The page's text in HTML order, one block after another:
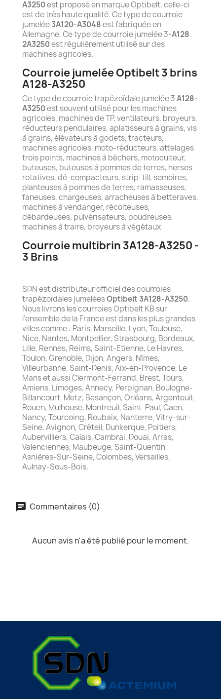
A3250est proposé en marque Optibelt, celle-ci
est de très haute qualité. Ce type de courroie
jumelée3A120-A3048est fabriquée en
Allemagne. Ce type de courroie jumelée 3-A128
2A3250est régulièrement utilisé sur des
machines agricoles.
Courroie jumelée Optibelt 3 brins
A128-A3250
Ce type de courroie trapézoïdale jumelée 3A128-
A3250est souvent utilisé pour les machines
agricoles, machines de TP, ventilateurs, broyeurs,
réducteurs pendulaires, aplatisseurs à grains, vis
à grains, élévateurs à godets, tracteurs,
machines agricoles, moto-réducteurs, attelages
trois points, machines à béchers, motoculteur,
buteuses, buteuses à pommes de terres, herses
rotatives, dé-compacteurs, strip-till, semoires,
planteuses à pommes de terres, ramasseuses,
faneuses, chargeuses, arracheuses à betteraves,
machines à vendanger, récolteuses,
débardeuses, pulvérisateurs, poudreuses,
machines à traire, broyeurs à végétaux
Courroie multibrin 3A128-A3250 -
3 Brins
SDN est distributeur officiel des courroies
trapézoïdales jumeléesOptibelt 3A128-A3250.
Nous livrons les courroies Optibelt KB sur
l’ensemble de la France est dans les plus grandes
villes comme : Paris, Marseille, Lyon, Toulouse,
Nice, Nantes, Montpellier, Strasbourg, Bordeaux,
Lille, Rennes, Reims, Saint-Etienne, Le Havres,
Toulon, Grenoble, Dijon, Angers, Nîmes,
Villeurbanne, Saint-Denis, Aix-en-Provence, Le
Mans et aussi Clermont-Ferrand, Brest, Tours,
Amiens, Limoges, Annecy, Perpignan, Boulogne-
Billancourt, Metz, Besançon, Orléans, Argenteuil,
Rouen, Mulhouse, Montreuil, Saint-Paul, Caen,
Nancy, Tourcoing, Roubaix, Nanterre, Vitry-sur-
Seine, Avignon, Créteil, Dunkerque, Poitiers,
Aubervilliers, Calais, Cambrai, Douai, Arras,
Valenciennes, Maubeuge, Saint-Quentin,
Asnières-Sur-Seine, Colombes, Versailles,
Aulnay-Sous-Bois.
Commentaires (0)
Aucun avis n'a été publié pour le moment.